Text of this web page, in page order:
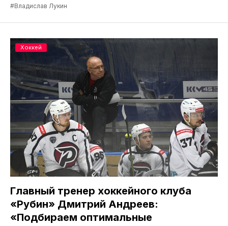
#Владислав Лукин
Главный тренер хоккейного клуба
«Рубин» Дмитрий Андреев:
«Подбираем оптимальные
Хоккей